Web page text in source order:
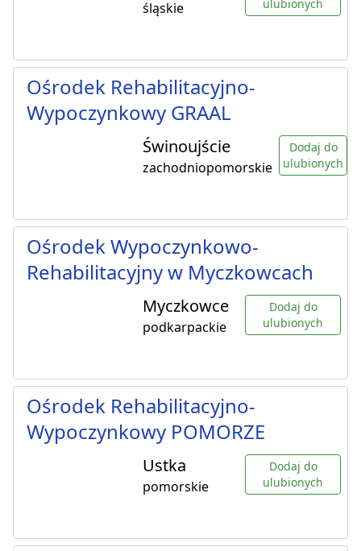
śląskie ulubionych
Ośrodek Rehabilitacyjno-
Wypoczynkowy GRAAL
Świnoujście
zachodniopomorskie
Dodaj do
ulubionych
Ośrodek Wypoczynkowo-
Rehabilitacyjny w Myczkowcach
Myczkowce
podkarpackie
Dodaj do
ulubionych
Ośrodek Rehabilitacyjno-
Wypoczynkowy POMORZE
Ustka
pomorskie
Dodaj do
ulubionych